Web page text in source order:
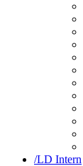
/LD Intern